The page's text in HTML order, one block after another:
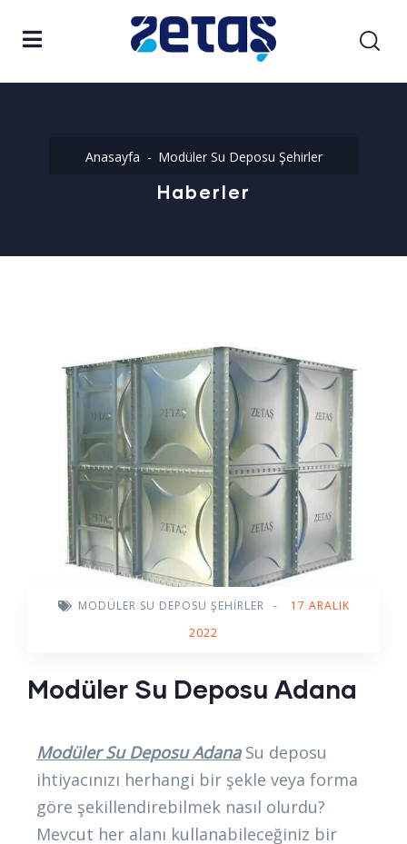
Anasayfa Modüler Su Deposu Şehirler
Haberler
MODÜLER SU DEPOSU ŞEHIRLER -
17 ARALIK
2022
Modüler Su Deposu Adana
Modüler Su Deposu AdanaSu deposu
ihtiyacınızı herhangi bir şekle veya forma
göre şekillendirebilmek nasıl olurdu?
Mevcut her alanı kullanabileceğiniz bir